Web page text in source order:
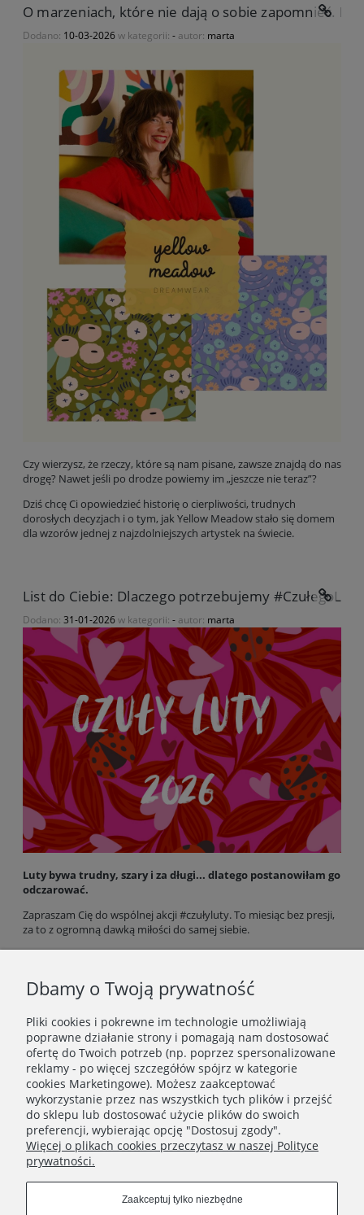
O marzeniach, które nie dają o sobie zapomnieć.
Dodano: 10-03-2026w kategorii: - autor: marta
Czy wierzysz, że rzeczy, które są nam pisane, zawsze znajdą do nas
drogę? Nawet jeśli po drodze powiemy im „jeszcze nie teraz”?
Dziś chcę Ci opowiedzieć historię o cierpliwości, trudnych
dorosłych decyzjach i o tym, jak Yellow Meadow stało się domem
dla wzorów jednej z najzdolniejszych artystek na świecie.
List do Ciebie: Dlaczego potrzebujemy
Dodano: 31-01-2026w kategorii: - autor: marta
Luty bywa trudny, szary i za długi... dlatego postanowiłam go
odczarować.
Zapraszam Cię do wspólnej akcji #czułyluty. To miesiąc bez presji,
za to z ogromną dawką miłości do samej siebie.
Twoja codzienność zasługuje na odrobinę brokatu! ✨
Newsletter
Dołącz do kobiecego świata Yellow Meadow!
Zapisz się
Dbamy o Twoją prywatność
Pliki cookies i pokrewne im technologie umożliwiają
poprawne działanie strony i pomagają nam dostosować
ofertę do Twoich potrzeb (np. poprzez spersonalizowane
reklamy - po więcej szczegółów spójrz w kategorie
cookies Marketingowe). Możesz zaakceptować
wykorzystanie przez nas wszystkich tych plików i przejść
do sklepu lub dostosować użycie plików do swoich
preferencji, wybierając opcję "Dostosuj zgody".
Więcej o plikach cookies przeczytasz w naszej Polityce
prywatności.
Zaakceptuj tylko niezbędne